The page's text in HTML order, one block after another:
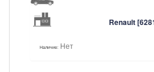
Renault
Наличие: Нет